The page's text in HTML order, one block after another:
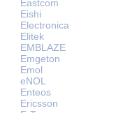
Eastcom
Eishi
Electronica
Elitek
EMBLAZE
Emgeton
Emol
eNOL
Enteos
Ericsson